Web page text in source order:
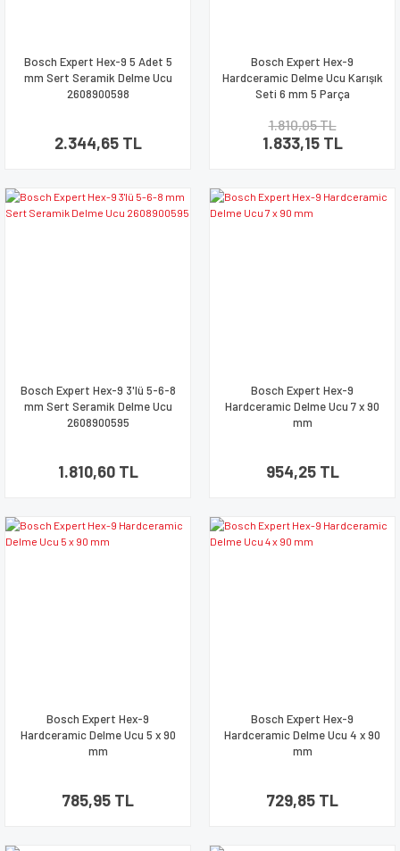
Bosch Expert Hex-9 5 Adet 5
mm Sert Seramik Delme Ucu
2608900598
2.344,65 TL
Bosch Expert Hex-9
Hardceramic Delme Ucu Karışık
Seti 6 mm 5 Parça
1.810,05 TL
1.833,15 TL
Bosch Expert Hex-9 3'lü 5-6-8
mm Sert Seramik Delme Ucu
2608900595
1.810,60 TL
Bosch Expert Hex-9
Hardceramic Delme Ucu 7 x 90
mm
954,25 TL
Bosch Expert Hex-9
Hardceramic Delme Ucu 5 x 90
mm
785,95 TL
Bosch Expert Hex-9
Hardceramic Delme Ucu 4 x 90
mm
729,85 TL